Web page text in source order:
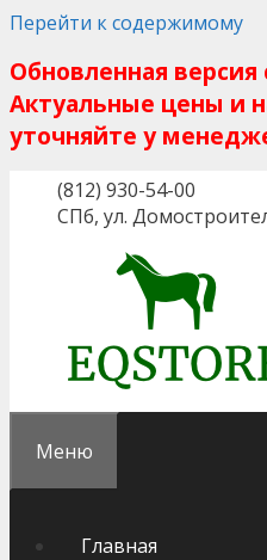
Перейти к содержимому
Обновленная версия
Актуальные цены и
уточняйте у
(812) 930-54-00
СПб, ул.
Меню
Главная